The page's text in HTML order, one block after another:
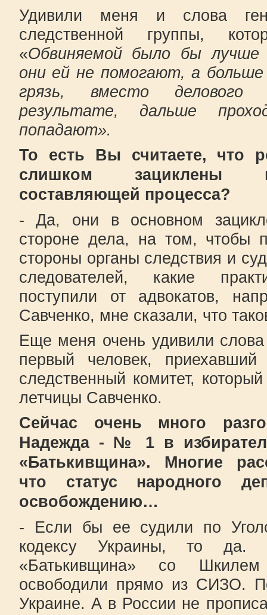
Удивили меня и слова
следственной группы,
«Обвиняемой было бы лучше
они ей не помогают, а
грязь, вместо делового
результате, дальше
попадают».
То есть Вы считаете, что
слишком зациклены
составляющей процесса?
- Да, они в основном
стороне дела, на том, чтобы
стороны органы следствия и
следователей, какие
поступили от адвокатов,
Савченко, мне сказали, что
Еще меня очень удивили
первый человек,
следственный комитет,
летчицы Савченко.
Сейчас очень много
Надежда - № 1 в
«Батькивщина». Многие
что статус народного
освобождению…
- Если бы ее судили по
кодексу Украины, то да.
«Батькивщина» со
освободили прямо из СИЗО.
Украине. А в России не